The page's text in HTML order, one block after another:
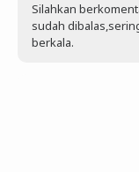
Silahkan
sudah
berkala.